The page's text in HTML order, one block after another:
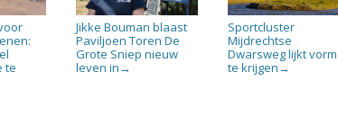
te
Jikke Bouman blaast
Paviljoen Toren De
Grote Sniep nieuw
leven in →
Sportcluster
Mijdrechtse
Dwarsweg lijkt vorm
te krijgen →